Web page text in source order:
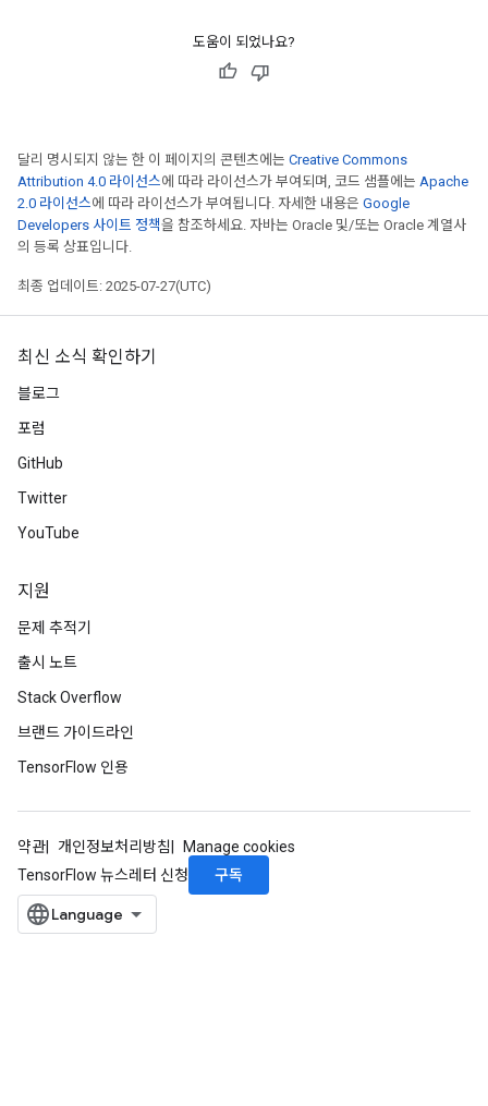
도움이 되었나요?
달리 명시되지 않는 한 이 페이지의 콘텐츠에는 Creative Commons
Attribution 4.0 라이선스에 따라 라이선스가 부여되며, 코드 샘플에는 Apache
2.0 라이선스에 따라 라이선스가 부여됩니다. 자세한 내용은 Google
Developers 사이트 정책을 참조하세요. 자바는 Oracle 및/또는 Oracle 계열사
의 등록 상표입니다.
최종 업데이트: 2025-07-27(UTC)
최신 소식 확인하기
블로그
포럼
GitHub
Twitter
YouTube
지원
문제 추적기
출시 노트
Stack Overflow
브랜드 가이드라인
TensorFlow 인용
약관 개인정보처리방침
Manage cookies
TensorFlow 뉴스레터 신청
구독